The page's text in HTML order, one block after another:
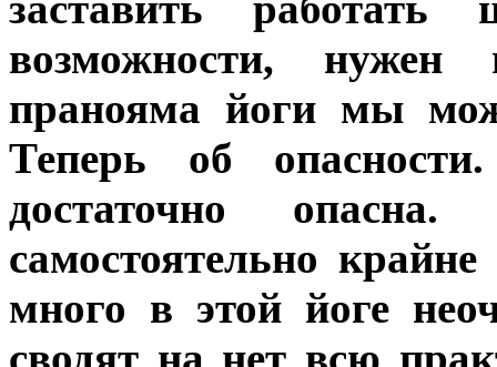
возможности,
пранояма йоги мы
Теперь об
достаточно
самостоятельно
много в этой йоге
сводят на нет всю